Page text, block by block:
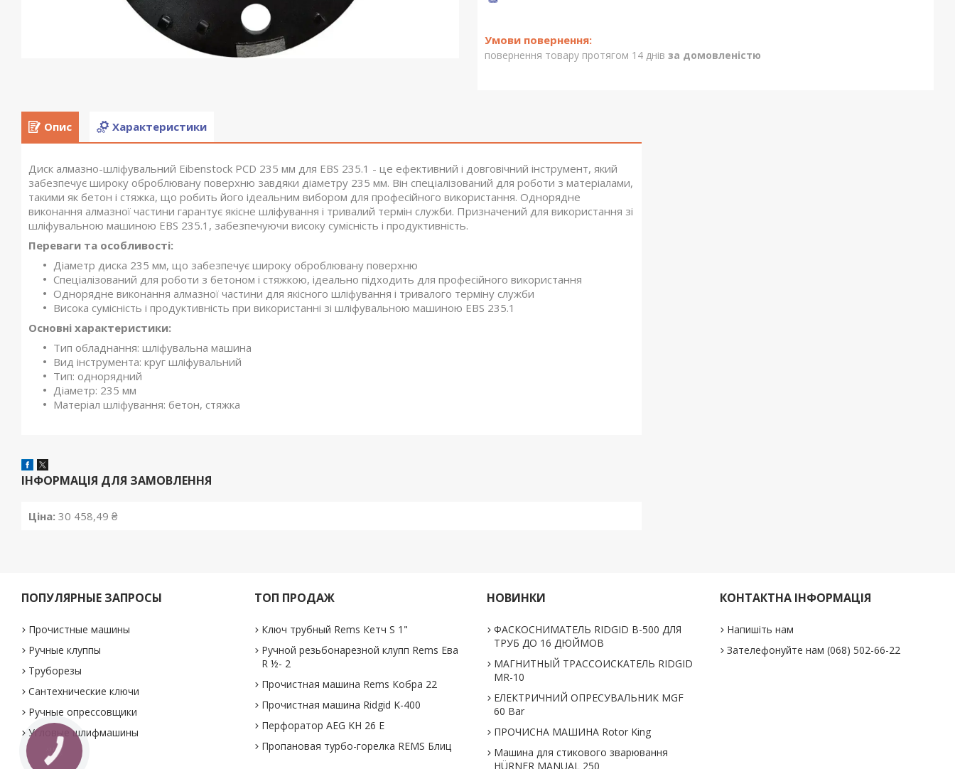
повернення товару протягом 14 днів за домовленістю
Опис Характеристики
Диск алмазно-шліфувальний Eibenstock PCD 235 мм для EBS 235.1 - це ефективний і довговічний інструмент, який
забезпечує широку оброблювану поверхню завдяки діаметру 235 мм. Він спеціалізований для роботи з матеріалами,
такими як бетон і стяжка, що робить його ідеальним вибором для професійного використання. Однорядне
виконання алмазної частини гарантує якісне шліфування і тривалий термін служби. Призначений для використання зі
шліфувальною машиною EBS 235.1, забезпечуючи високу сумісність і продуктивність.
Переваги та особливості:
Діаметр диска 235 мм, що забезпечує широку оброблювану поверхню
Спеціалізований для роботи з бетоном і стяжкою, ідеально підходить для професійного використання
Однорядне виконання алмазної частини для якісного шліфування і тривалого терміну служби
Висока сумісність і продуктивність при використанні зі шліфувальною машиною EBS 235.1
Основні характеристики:
Тип обладнання: шліфувальна машина
Вид інструмента: круг шліфувальний
Тип: однорядний
Діаметр: 235 мм
Матеріал шліфування: бетон, стяжка
ІНФОРМАЦІЯ ДЛЯ ЗАМОВЛЕННЯ
Ціна: 30 458,49 ₴
ПОПУЛЯРНЫЕ ЗАПРОСЫ
Прочистные машины
Ручные клуппы
Труборезы
Сантехнические ключи
Ручные опрессовщики
Угловые шлифмашины
ТОП ПРОДАЖ
Ключ трубный Rems Кетч S 1"
Ручной резьбонарезной клупп Rems Ева
R ½- 2
Прочистная машина Rems Кобра 22
Прочистная машина Ridgid K-400
Перфоратор AEG KH 26 E
Пропановая турбо-горелка REMS Блиц
НОВИНКИ
ФАСКОСНИМАТЕЛЬ RIDGID В-500 ДЛЯ
ТРУБ ДО 16 ДЮЙМОВ
МАГНИТНЫЙ ТРАССОИСКАТЕЛЬ RIDGID
MR-10
ЕЛЕКТРИЧНИЙ ОПРЕСУВАЛЬНИК MGF
60 Bar
ПРОЧИСНА МАШИНА Rotor King
Машина для стикового зварювання
HÜRNER MANUAL 250
КОНТАКТНА ІНФОРМАЦІЯ
Напишіть нам
Зателефонуйте нам (068) 502-66-22
КНОПКА
ЗВ'ЯЗКУ